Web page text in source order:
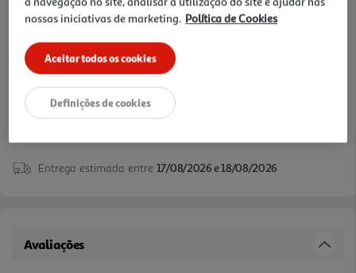
Ref. / EAN: 8018080501784
19,99 €
Entrega estimada entre 17/08/2026 e 18/08/2026
Avaliações
nossas iniciativas de marketing. Política de Cookies
Aceitar todos os cookies
Definições de cookies